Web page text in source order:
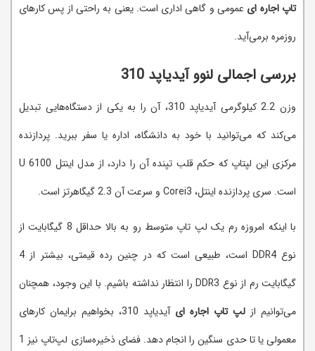
تاپ اجاره‌ ای عمومی و گاهی اداری است. یعنی به راحتی از پس کارهای
روزمره برمی‌آید.
بررسی اجمالی لنوو آیدیاپد 310
وزن 2.2 کیلوگرمی آیدیاپد 310، آن را به یکی از دستگاه‌هایی تبدیل
می‌کند که می‌توانید با خود به دانشگاه، اداره یا سفر ببرید. پردازنده
مرکزی این لپتاپ که حکم قلب تپنده آن را دارد، از مدل اینتل 6100 U
است. سری پردازنده اینتل، Corei3 و سرعت آن 2.3 گیگاهرتز است.
با اینکه امروزه رم یک لپ تاپ متوسط رو به بالا حداقل 8 گیگابایت از
نوع DDR4 است، طبیعی است که در چنین رده قیمتی، بیشتر از 4
گیگابایت رم از نوع DDR3 را انتظار نداشته باشیم. با این وجود، همچنان
می‌توانیم از لپ تاپ اجاره ای
آیدیاپد 310، بخواهیم برایمان کارهای
معمولی یا تا حدی سنگین را انجام دهد. فضای ذخیره‌سازی لپ‌تاپ نیز 1